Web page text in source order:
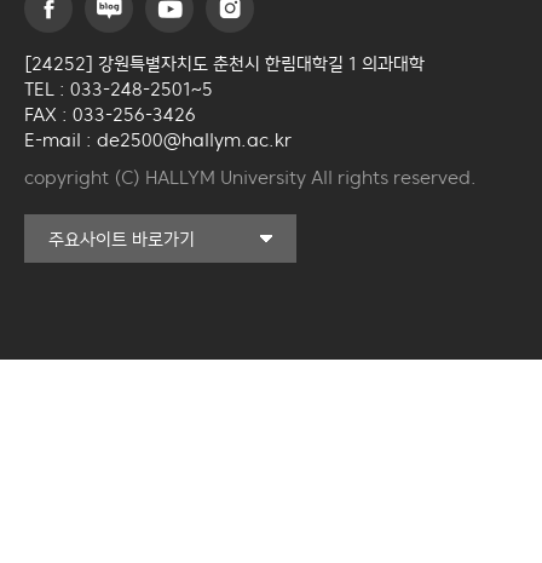
[24252] 강원특별자치도 춘천시 한림대학길 1 의과대학
TEL : 033-248-2501~5
FAX : 033-256-3426
E-mail : de2500@hallym.ac.kr
copyright (C) HALLYM University All rights reserved.
주요사이트 바로가기
커뮤니티교육원
국제학생증신청